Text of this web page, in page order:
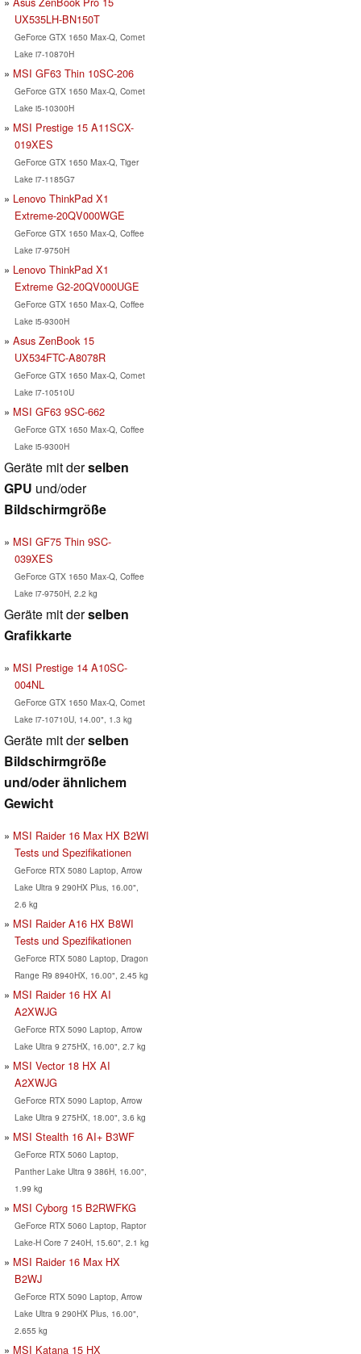
UX535LH-BN150T
GeForce GTX 1650 Max-Q, Comet
Lake i7-10870H
MSI GF63 Thin 10SC-206
GeForce GTX 1650 Max-Q, Comet
Lake i5-10300H
MSI Prestige 15 A11SCX-
019XES
GeForce GTX 1650 Max-Q, Tiger
Lake i7-1185G7
Lenovo ThinkPad X1
Extreme-20QV000WGE
GeForce GTX 1650 Max-Q, Coffee
Lake i7-9750H
Lenovo ThinkPad X1
Extreme G2-20QV000UGE
GeForce GTX 1650 Max-Q, Coffee
Lake i5-9300H
Asus ZenBook 15
UX534FTC-A8078R
GeForce GTX 1650 Max-Q, Comet
Lake i7-10510U
MSI GF63 9SC-662
GeForce GTX 1650 Max-Q, Coffee
Lake i5-9300H
Geräte mit derselben
GPU und/oder
Bildschirmgröße
MSI GF75 Thin 9SC-
039XES
GeForce GTX 1650 Max-Q, Coffee
Lake i7-9750H, 2.2 kg
Geräte mit derselben
Grafikkarte
MSI Prestige 14 A10SC-
004NL
GeForce GTX 1650 Max-Q, Comet
Lake i7-10710U, 14.00", 1.3 kg
Geräte mit derselben
Bildschirmgröße
und/oder ähnlichem
Gewicht
MSI Raider 16 Max HX B2WI
Tests und Spezifikationen
GeForce RTX 5080 Laptop, Arrow
Lake Ultra 9 290HX Plus, 16.00",
2.6 kg
MSI Raider A16 HX B8WI
Tests und Spezifikationen
GeForce RTX 5080 Laptop, Dragon
Range R9 8940HX, 16.00", 2.45 kg
MSI Raider 16 HX AI
A2XWJG
GeForce RTX 5090 Laptop, Arrow
Lake Ultra 9 275HX, 16.00", 2.7 kg
MSI Vector 18 HX AI
A2XWJG
GeForce RTX 5090 Laptop, Arrow
Lake Ultra 9 275HX, 18.00", 3.6 kg
MSI Stealth 16 AI+ B3WF
GeForce RTX 5060 Laptop,
Panther Lake Ultra 9 386H, 16.00",
1.99 kg
MSI Cyborg 15 B2RWFKG
GeForce RTX 5060 Laptop, Raptor
Lake-H Core 7 240H, 15.60", 2.1 kg
MSI Raider 16 Max HX
B2WJ
GeForce RTX 5090 Laptop, Arrow
Lake Ultra 9 290HX Plus, 16.00",
2.655 kg
MSI Katana 15 HX